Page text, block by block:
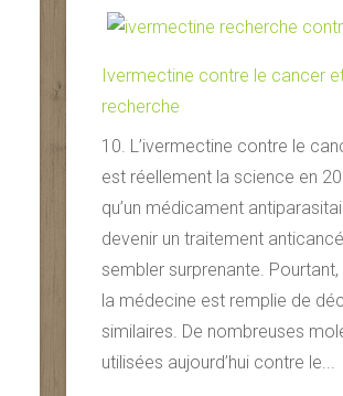
Ivermectine contre le cancer
recherche
10. L’ivermectine contre le
est réellement la science en
qu’un médicament
devenir un traitement
sembler surprenante. Pourtant,
la médecine est remplie de
similaires. De nombreuses
utilisées aujourd’hui contre le...